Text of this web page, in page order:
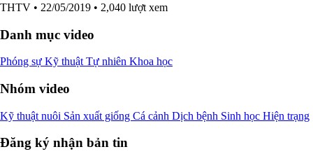
THTV • 22/05/2019 • 2,040 lượt xem
Danh mục video
Phóng sự Kỹ thuật Tự nhiên Khoa học
Nhóm video
Kỹ thuật nuôi Sản xuất giống Cá cảnh Dịch bệnh Sinh học Hiện trạng
Đăng ký nhận bản tin